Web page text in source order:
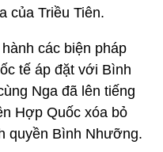
của Triều Tiên.
các biện pháp
tế áp đặt với Bình
Nga đã lên tiếng
Hợp Quốc xóa bỏ
quyền Bình Nhưỡng.